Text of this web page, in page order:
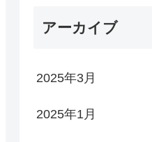
アーカイブ
2025年3月
2025年1月